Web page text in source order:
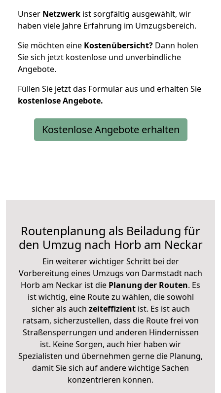
Unser Netzwerk ist sorgfältig ausgewählt, wir
haben viele Jahre Erfahrung im Umzugsbereich.
Sie möchten eine Kostenübersicht? Dann holen
Sie sich jetzt kostenlose und unverbindliche
Angebote.
Füllen Sie jetzt das Formular aus und erhalten Sie
kostenloseAngebote.
Kostenlose Angebote erhalten
Routenplanung als Beiladung für
den Umzug nach Horb am Neckar
Ein weiterer wichtiger Schritt bei der
Vorbereitung eines Umzugs von Darmstadt nach
Horb am Neckar ist die Planung der Routen. Es
ist wichtig, eine Route zu wählen, die sowohl
sicher als auch zeiteffizientist. Es ist auch
ratsam, sicherzustellen, dass die Route frei von
Straßensperrungen und anderen Hindernissen
ist. Keine Sorgen, auch hier haben wir
Spezialisten und übernehmen gerne die Planung,
damit Sie sich auf andere wichtige Sachen
konzentrieren können.